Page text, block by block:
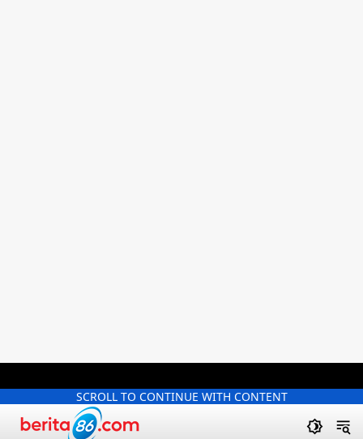
SCROLL TO CONTINUE WITH CONTENT